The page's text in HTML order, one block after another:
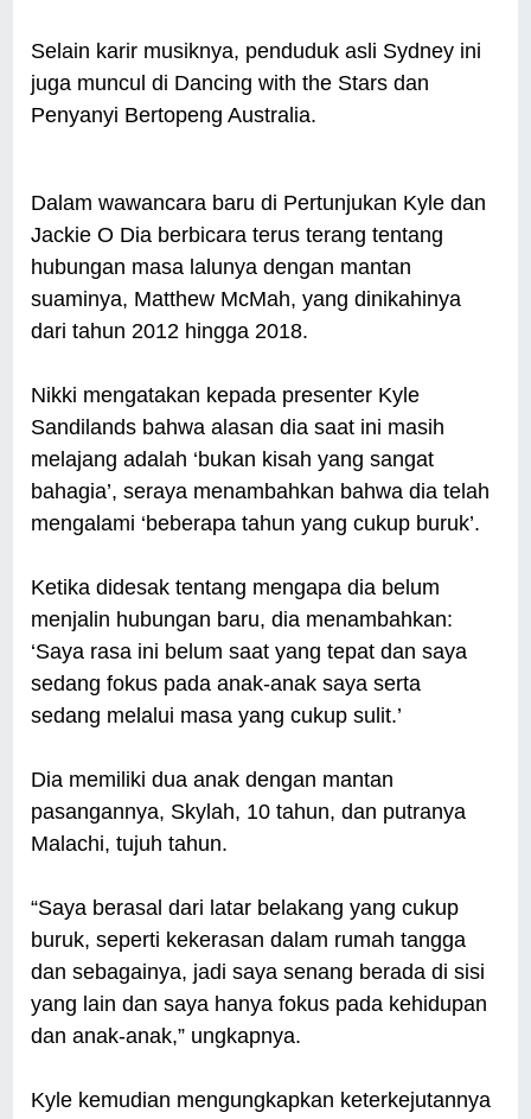
Selain karir musiknya, penduduk asli Sydney ini
juga muncul di Dancing with the Stars dan
Penyanyi Bertopeng Australia.
Dalam wawancara baru di Pertunjukan Kyle dan
Jackie O Dia berbicara terus terang tentang
hubungan masa lalunya dengan mantan
suaminya, Matthew McMah, yang dinikahinya
dari tahun 2012 hingga 2018.
Nikki mengatakan kepada presenter Kyle
Sandilands bahwa alasan dia saat ini masih
melajang adalah ‘bukan kisah yang sangat
bahagia’, seraya menambahkan bahwa dia telah
mengalami ‘beberapa tahun yang cukup buruk’.
Ketika didesak tentang mengapa dia belum
menjalin hubungan baru, dia menambahkan:
‘Saya rasa ini belum saat yang tepat dan saya
sedang fokus pada anak-anak saya serta
sedang melalui masa yang cukup sulit.’
Dia memiliki dua anak dengan mantan
pasangannya, Skylah, 10 tahun, dan putranya
Malachi, tujuh tahun.
“Saya berasal dari latar belakang yang cukup
buruk, seperti kekerasan dalam rumah tangga
dan sebagainya, jadi saya senang berada di sisi
yang lain dan saya hanya fokus pada kehidupan
dan anak-anak,” ungkapnya.
Kyle kemudian mengungkapkan keterkejutannya